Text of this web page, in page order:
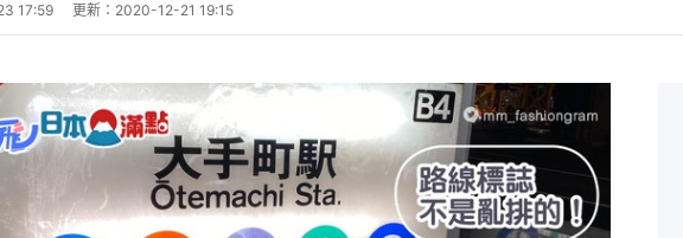
17:59 更新： 2020-12-21 19:15